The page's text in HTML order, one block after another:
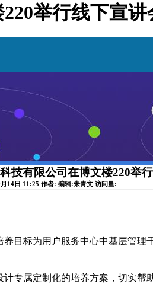
举行线下宣
技有限公司在博文楼220举
14日 11:25 作者: 编辑:朱青文 访问量:
目标为用户服务中心中基层管理
专属定制化的培养方案，切实帮